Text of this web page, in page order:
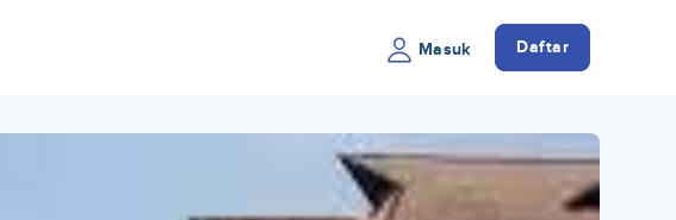
Masuk Daftar